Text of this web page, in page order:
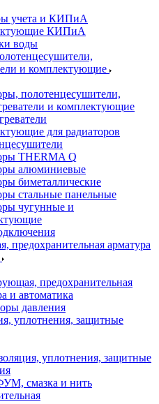
учета и КИПиА
КИПиА
воды
и комплектующие
полотенцесушители,
и комплектующие
для радиаторов
THERMA Q
алюминиевые
биметаллические
стальные панельные
чугунные и
предохранительная арматура
предохранительная
и автоматика
давления
уплотнения, защитные
уплотнения, защитные
смазка и нить